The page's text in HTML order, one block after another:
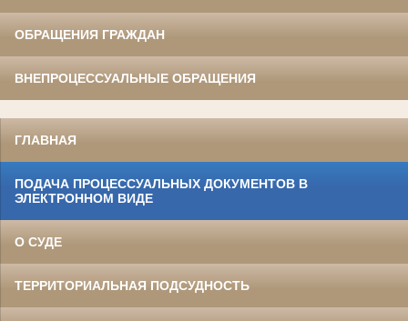
ОБРАЩЕНИЯ ГРАЖДАН
ВНЕПРОЦЕССУАЛЬНЫЕ ОБРАЩЕНИЯ
ГЛАВНАЯ
ПОДАЧА ПРОЦЕССУАЛЬНЫХ ДОКУМЕНТОВ В
ЭЛЕКТРОННОМ ВИДЕ
О СУДЕ
ТЕРРИТОРИАЛЬНАЯ ПОДСУДНОСТЬ